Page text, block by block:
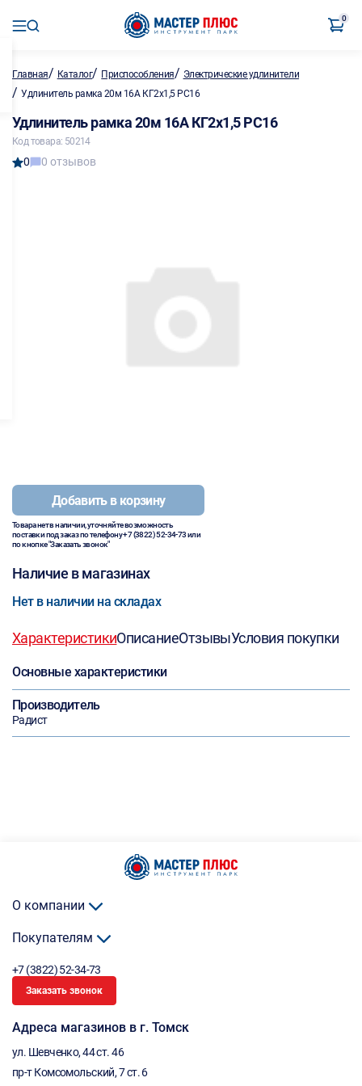
0
Главная/ Каталог/ Приспособления/ Электрические удлинители
/ Удлинитель рамка 20м 16А КГ2х1,5 РС16
Удлинитель рамка 20м 16А КГ2х1,5 РС16
Код товара: 50214
0 0 отзывов
Добавить в корзину
Товара нет в наличии, уточняйте возможность
поставки под заказ по телефону+7 (3822) 52-34-73или
по кнопке "Заказать звонок"
Наличие в магазинах
Нет в наличии на складах
ХарактеристикиОписаниеОтзывыУсловия покупки
Основные характеристики
Производитель
Радист
О компании
Покупателям
+7 (3822) 52-34-73
Заказать звонок
Адреса магазинов в г. Томск
ул. Шевченко, 44 ст. 46
пр-т Комсомольский, 7 ст. 6